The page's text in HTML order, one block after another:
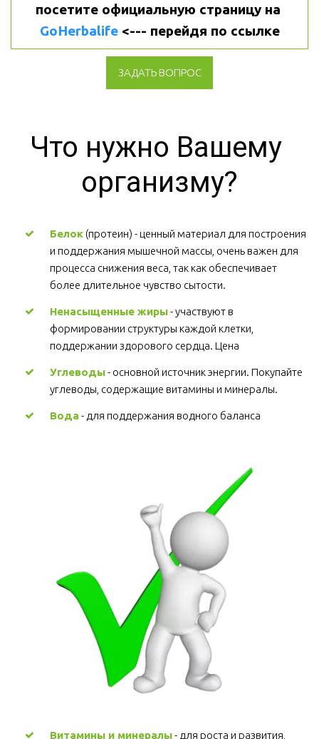
GoHerbalife <--- перейдя по ссылке
ЗАДАТЬ ВОПРОС
Что нужно Вашему
организму?
Белок (протеин) - ценный материал для построения
и поддержания мышечной массы, очень важен для
процесса снижения веса, так как обеспечивает
более длительное чувство сытости.
Ненасыщенные жиры - участвуют в
формировании структуры каждой клетки,
поддержании здорового сердца. Цена
Углеводы - основной источник энергии. Покупайте
углеводы, содержащие витамины и минералы.
Вода - для поддержания водного баланса
Витамины и минералы - для роста и развития,